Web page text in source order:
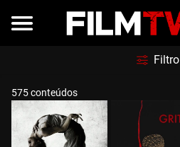
Filtro
575 conteúdos